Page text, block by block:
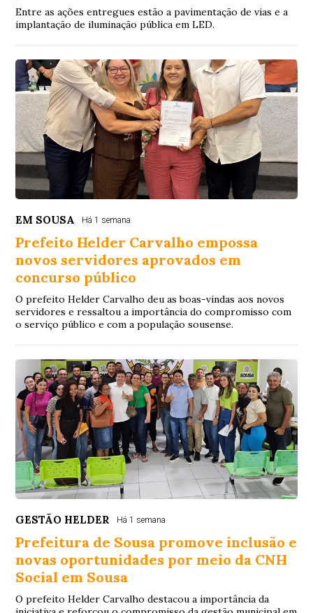
Entre as ações entregues estão a pavimentação de vias e a
implantação de iluminação pública em LED.
EM SOUSA Há 1 semana
Prefeito Helder Carvalho empossa
novos servidores aprovados em
concurso público
O prefeito Helder Carvalho deu as boas-vindas aos novos
servidores e ressaltou a importância do compromisso com
o serviço público e com a população sousense.
GESTÃO HELDER Há 1 semana
Prefeitura de Sousa promove inclusão e
novas oportunidades por meio da CNH
Social em Sousa
O prefeito Helder Carvalho destacou a importância da